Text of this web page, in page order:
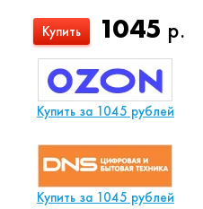
1045 р.
Купить
Купить за 1045 рублей
Купить за 1045 рублей